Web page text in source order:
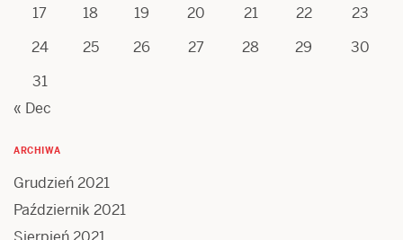
17
18 19 20 21 22
23
24
25 26 27 28 29
30
31
« Dec
ARCHIWA
Grudzień 2021
Październik 2021